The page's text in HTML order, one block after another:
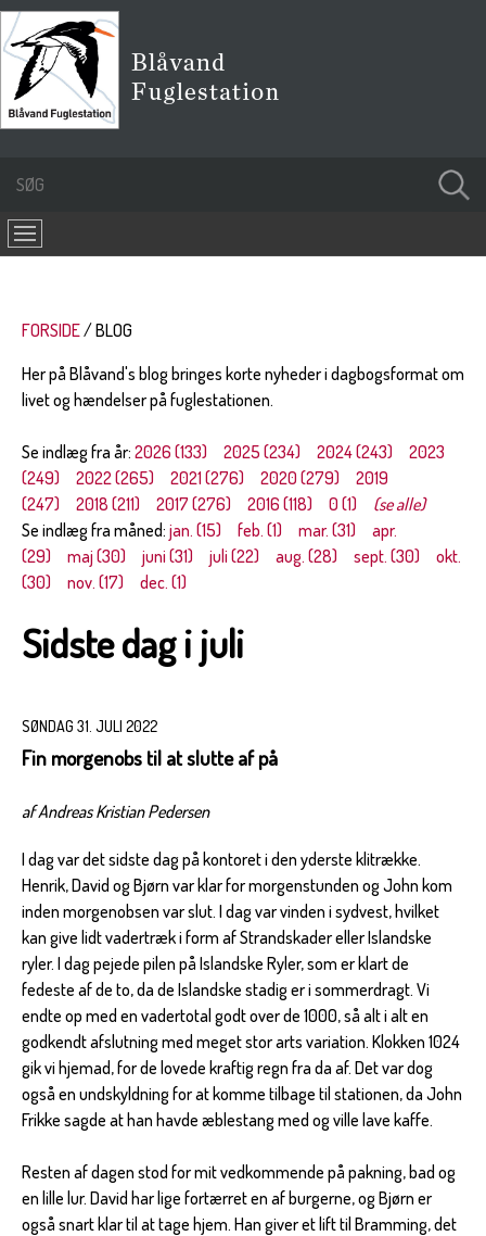
FORSIDE
BLOG
Her på Blåvand's blog bringes korte nyheder i dagbogsformat om
livet og hændelser på fuglestationen.
Se indlæg fra år: 2026 (133) 2025 (234) 2024 (243)
2023
(249)
2022 (265) 2021 (276) 2020 (279)
2019
(247)
2018 (211) 2017 (276) 2016 (118) 0 (1)
(se alle)
Se indlæg fra måned: jan. (15) feb. (1) mar. (31)
apr.
(29)
maj (30) juni (31) juli (22) aug. (28) sept. (30)
okt.
(30)
nov. (17) dec. (1)
Sidste dag i juli
SØNDAG 31. JULI 2022
Fin morgenobs til at slutte af på
af Andreas Kristian Pedersen
I dag var det sidste dag på kontoret i den yderste klitrække.
Henrik, David og Bjørn var klar for morgenstunden og John kom
inden morgenobsen var slut. I dag var vinden i sydvest, hvilket
kan give lidt vadertræk i form af Strandskader eller Islandske
ryler. I dag pejede pilen på Islandske Ryler, som er klart de
fedeste af de to, da de Islandske stadig er i sommerdragt. Vi
endte op med en vadertotal godt over de 1000, så alt i alt en
godkendt afslutning med meget stor arts variation. Klokken 1024
gik vi hjemad, for de lovede kraftig regn fra da af. Det var dog
også en undskyldning for at komme tilbage til stationen, da John
Frikke sagde at han havde æblestang med og ville lave kaffe.
Resten af dagen stod for mit vedkommende på pakning, bad og
en lille lur. David har lige fortærret en af burgerne, og Bjørn er
også snart klar til at tage hjem. Han giver et lift til Bramming, det